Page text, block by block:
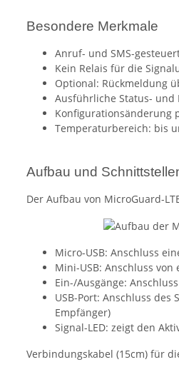
Besondere Merkmale
Anruf- und SMS-
Kein Relais für die
Optional: Rückmeldung
Ausführliche Status- und
Konfigurationsänderung
Temperaturbereich: bis
Aufbau und
Der Aufbau von MicroGuard-
Micro-USB: Anschluss
Mini-USB: Anschluss
Ein-/Ausgänge:
USB-Port: Anschluss des
Empfänger)
Signal-LED: zeigt den
Verbindungskabel (15cm) für